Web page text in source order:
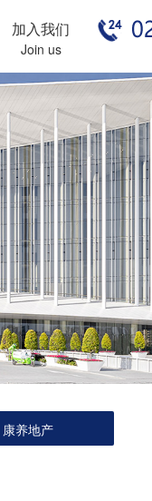
加入我们
Join us
康养地产